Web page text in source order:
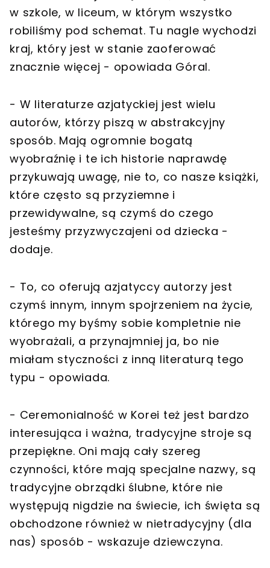
w szkole, w liceum, w którym wszystko
robiliśmy pod schemat. Tu nagle wychodzi
kraj, który jest w stanie zaoferować
znacznie więcej - opowiada Góral.
- W literaturze azjatyckiej jest wielu
autorów, którzy piszą w abstrakcyjny
sposób. Mają ogromnie bogatą
wyobraźnię i te ich historie naprawdę
przykuwają uwagę, nie to, co nasze książki,
które często są przyziemne i
przewidywalne, są czymś do czego
jesteśmy przyzwyczajeni od dziecka -
dodaje.
- To, co oferują azjatyccy autorzy jest
czymś innym, innym spojrzeniem na życie,
którego my byśmy sobie kompletnie nie
wyobrażali, a przynajmniej ja, bo nie
miałam styczności z inną literaturą tego
typu - opowiada.
- Ceremonialność w Korei też jest bardzo
interesująca i ważna, tradycyjne stroje są
przepiękne. Oni mają cały szereg
czynności, które mają specjalne nazwy, są
tradycyjne obrządki ślubne, które nie
występują nigdzie na świecie, ich święta są
obchodzone również w nietradycyjny (dla
nas) sposób - wskazuje dziewczyna.